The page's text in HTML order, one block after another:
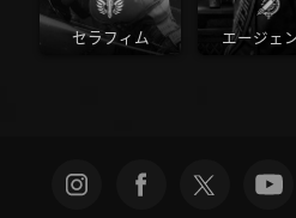
セラフィム エージェ